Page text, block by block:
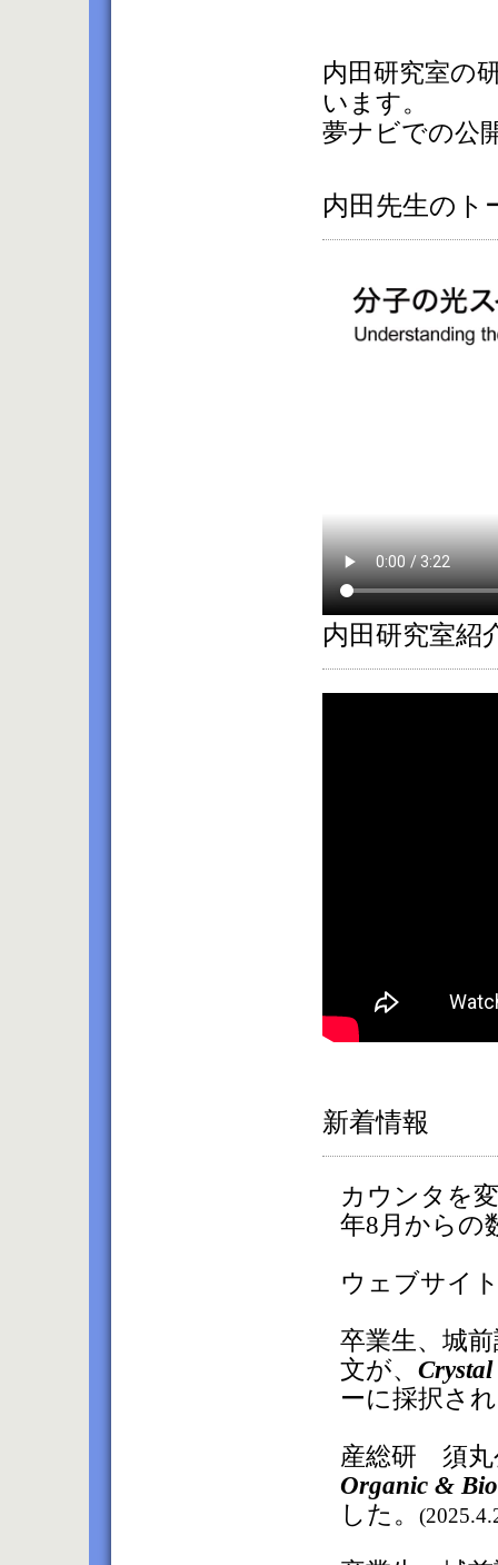
内田研究室の
います。
夢ナビでの公
内田先生のト
内田研究室紹
新着情報
カウンタを
年8月からの
ウェブサイ
卒業生、城
文が、
ーに採択さ
産総研 須丸
Organic &
した。